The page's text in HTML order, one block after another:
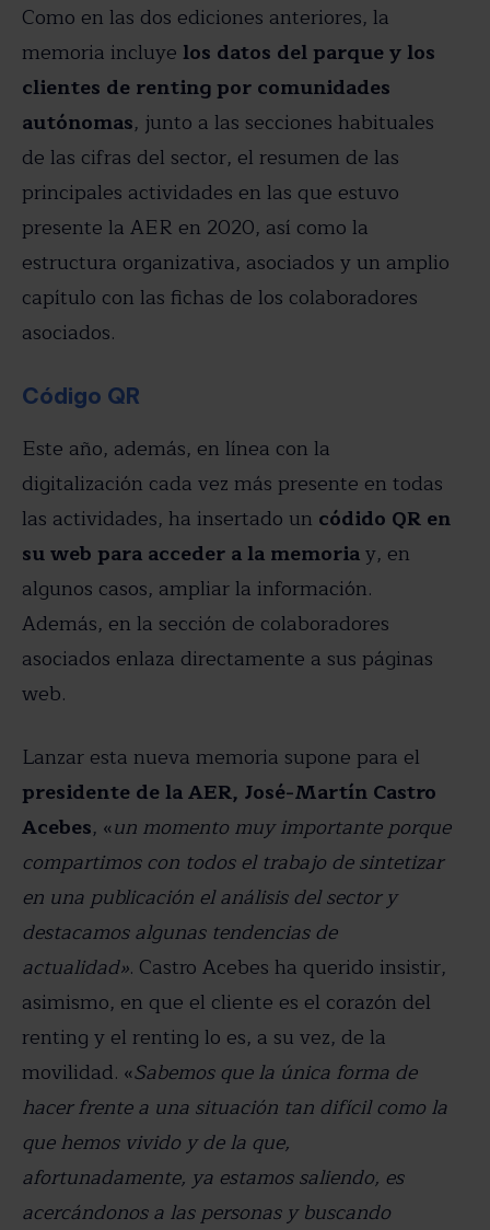
Como en las dos ediciones anteriores, la
memoria incluye los datos del parque y los
clientes de renting por comunidades
autónomas, junto a las secciones habituales
de las cifras del sector, el resumen de las
principales actividades en las que estuvo
presente la AER en 2020, así como la
estructura organizativa, asociados y un amplio
capítulo con las fichas de los colaboradores
asociados.
Código QR
Este año, además, en línea con la
digitalización cada vez más presente en todas
las actividades, ha insertado un códido QR en
su web para acceder a la memoriay, en
algunos casos, ampliar la información.
Además, en la sección de colaboradores
asociados enlaza directamente a sus páginas
web.
Lanzar esta nueva memoria supone para el
presidente de la AER, José-Martín Castro
Acebes, «un momento muy importante porque
compartimos con todos el trabajo de sintetizar
en una publicación el análisis del sector y
destacamos algunas tendencias de
actualidad». Castro Acebes ha querido insistir,
asimismo, en que el cliente es el corazón del
renting y el renting lo es, a su vez, de la
movilidad. «Sabemos que la única forma de
hacer frente a una situación tan difícil como la
que hemos vivido y de la que,
afortunadamente, ya estamos saliendo, es
acercándonos a las personas y buscando